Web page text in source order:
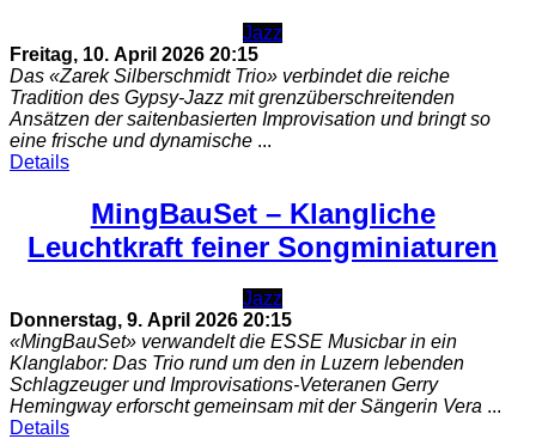
Jazz
Freitag, 10. April 2026 20:15
Das «Zarek Silberschmidt Trio» verbindet die reiche
Tradition des Gypsy-Jazz mit grenzüberschreitenden
Ansätzen der saitenbasierten Improvisation und bringt so
eine frische und dynamische ...
Details
MingBauSet – Klangliche
Leuchtkraft feiner Songminiaturen
Jazz
Donnerstag, 9. April 2026 20:15
«MingBauSet» verwandelt die ESSE Musicbar in ein
Klanglabor: Das Trio rund um den in Luzern lebenden
Schlagzeuger und Improvisations‑Veteranen Gerry
Hemingway erforscht gemeinsam mit der Sängerin Vera ...
Details